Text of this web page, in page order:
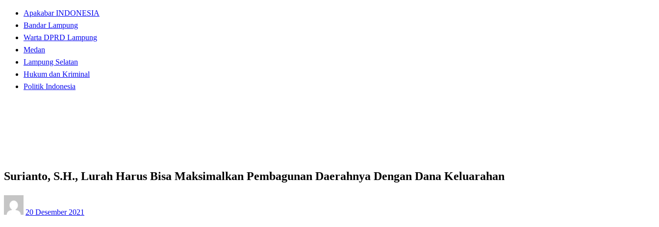
Apakabar INDONESIA
Bandar Lampung
Warta DPRD Lampung
Medan
Lampung Selatan
Hukum dan Kriminal
Politik Indonesia
Surianto, S.H., Lurah Harus Bisa Maksimalkan Pembagunan Daerahnya Dengan Dana Keluarahan
on
20 Desember 2021